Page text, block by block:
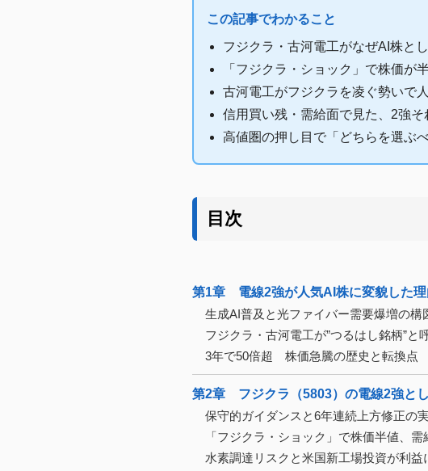
この記事でわかること
フジクラ・古河電工がなぜAI株と
「フジクラ・ショック」で株価が
古河電工がフジクラを凌ぐ勢いで
信用買い残・需給面で見た、2強
高値圏の押し目で「どちらを選ぶ
目次
第1章 電線2強が人気AI株に変貌した理
生成AI普及と光ファイバー需要爆増の構
フジクラ・古河電工が”つるはし銘柄”と
3年で50倍超 株価急騰の歴史と転換点
第2章 フジクラ（5803）の電線2強と
保守的ガイダンスと6年連続上方修正の
「フジクラ・ショック」で株価半値、
水素調達リスクと米国新工場投資が利益